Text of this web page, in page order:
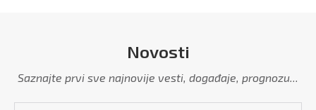
Novosti
Saznajte prvi sve najnovije vesti, događaje, prognozu...